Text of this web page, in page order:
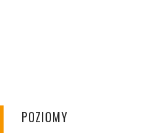
POZIOMY